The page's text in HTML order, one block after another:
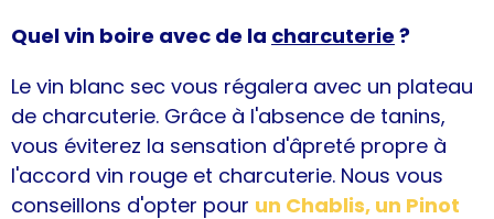
Quel vin boire avec de la charcuterie ?
Le vin blanc sec vous régalera avec un plateau
de charcuterie. Grâce à l'absence de tanins,
vous éviterez la sensation d'âpreté propre à
l'accord vin rouge et charcuterie. Nous vous
conseillons d'opter pour un Chablis, un Pinot